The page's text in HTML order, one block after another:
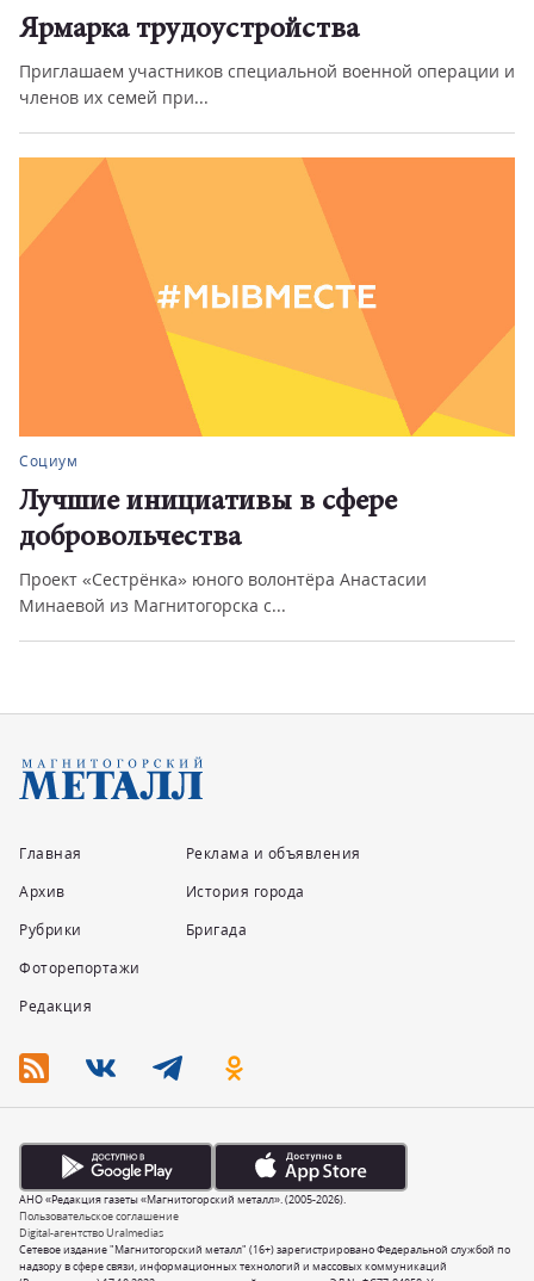
Ярмарка трудоустройства
Приглашаем участников специальной военной операции и
членов их семей при...
Социум
Лучшие инициативы в сфере
добровольчества
Проект «Сестрёнка» юного волонтёра Анастасии
Минаевой из Магнитогорска с...
Главная
Архив
Рубрики
Фоторепортажи
Редакция
Реклама и объявления
История города
Бригада
Сетевое издание "Магнитогорский металл" (16+) зарегистрировано Федеральной службой по
надзору в сфере связи, информационных технологий и массовых коммуникаций
Пользовательское соглашение
Digital-агентство Uralmedias
АНО «Редакция газеты «Магнитогорский металл». (2005-2026).